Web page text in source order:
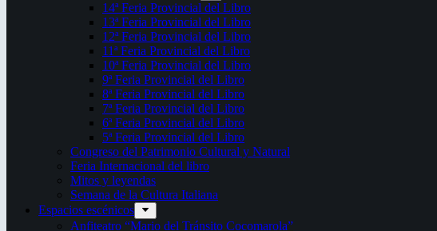
14ª Feria Provincial del Libro
13ª Feria Provincial del Libro
12ª Feria Provincial del Libro
11ª Feria Provincial del Libro
10ª Feria Provincial del Libro
9ª Feria Provincial del Libro
8ª Feria Provincial del Libro
7ª Feria Provincial del Libro
6ª Feria Provincial del Libro
5ª Feria Provincial del Libro
Congreso del Patrimonio Cultural y Natural
Feria Internacional del libro
Mitos y leyendas
Semana de la Cultura Italiana
Espacios escénicos
Anfiteatro “Mario del Tránsito Cocomarola”